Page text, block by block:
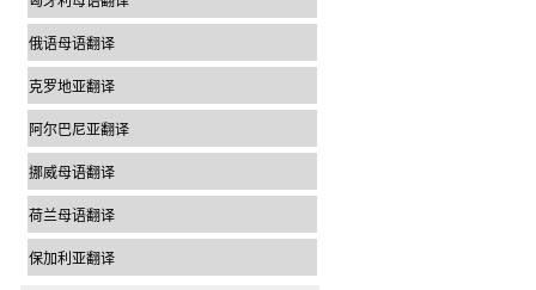
俄语母语翻译
克罗地亚翻译
阿尔巴尼亚翻译
挪威母语翻译
荷兰母语翻译
保加利亚翻译